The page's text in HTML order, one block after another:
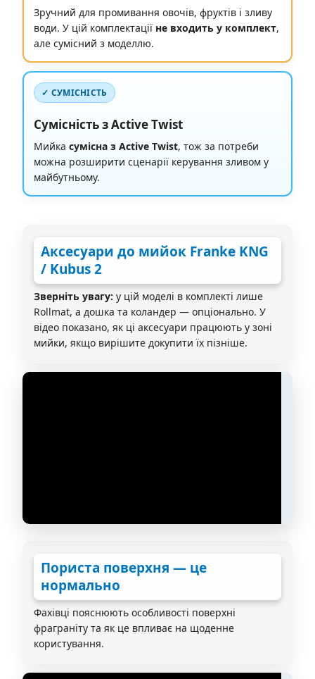
Зручний для промивання овочів, фруктів і зливу
води. У цій комплектації не входить у комплект,
але сумісний з моделлю.
✓ СУМІСНІСТЬ
Сумісність з Active Twist
Мийка сумісна з Active Twist, тож за потреби
можна розширити сценарії керування зливом у
майбутньому.
Аксесуари до мийок Franke KNG
/ Kubus 2
Зверніть увагу: у цій моделі в комплекті лише
Rollmat, а дошка та коландер — опціонально. У
відео показано, як ці аксесуари працюють у зоні
мийки, якщо вирішите докупити їх пізніше.
Пориста поверхня — це
нормально
Фахівці пояснюють особливості поверхні
фраграніту та як це впливає на щоденне
користування.